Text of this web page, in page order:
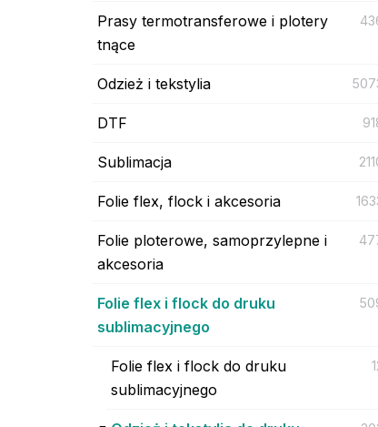
Prasy termotransferowe i plotery
tnące
Odzież i tekstylia
DTF
Sublimacja
Folie flex, flock i akcesoria
Folie ploterowe, samoprzylepne i
akcesoria
Folie flex i flock do druku
sublimacyjnego
Folie flex i flock do druku
sublimacyjnego